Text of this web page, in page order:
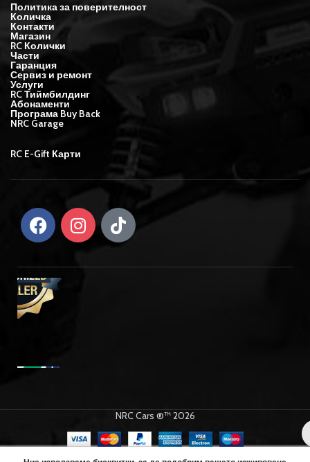
Политика за поверителност
Количка
Контакти
Магазин
RC Колички
Части
Гаранция
Сервиз и ремонт
Услуги
RC Тиймбилдинг
Абонаменти
Програма Buy Back
NRC Garage
RC E-Gift Карти
NRC Cars ®™ 2026
Team Corally –